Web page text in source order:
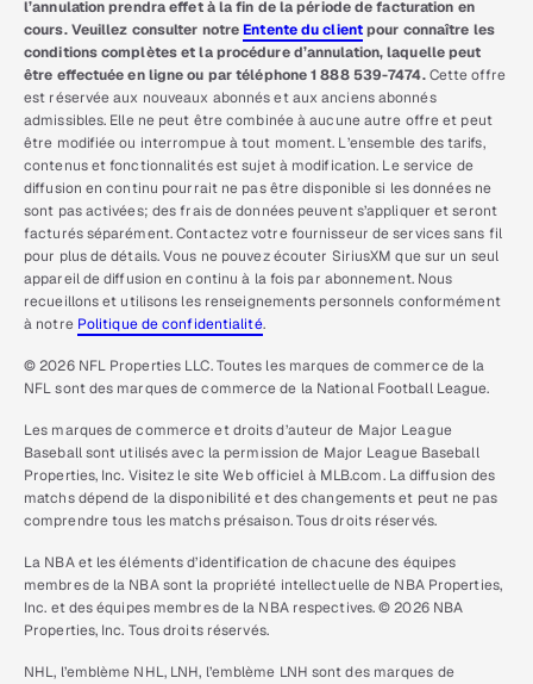
l’annulation prendra effet à la fin de la période de facturation en
cours. Veuillez consulter notreEntente du clientpour connaître les
conditions complètes et la procédure d’annulation, laquelle peut
être effectuée en ligne ou par téléphone 1 888 539-7474.Cette offre
est réservée aux nouveaux abonnés et aux anciens abonnés
admissibles. Elle ne peut être combinée à aucune autre offre et peut
être modifiée ou interrompue à tout moment. L’ensemble des tarifs,
contenus et fonctionnalités est sujet à modification. Le service de
diffusion en continu pourrait ne pas être disponible si les données ne
sont pas activées; des frais de données peuvent s’appliquer et seront
facturés séparément. Contactez votre fournisseur de services sans fil
pour plus de détails. Vous ne pouvez écouter SiriusXM que sur un seul
appareil de diffusion en continu à la fois par abonnement. Nous
recueillons et utilisons les renseignements personnels conformément
à notre Politique de confidentialité.
© 2026 NFL Properties LLC. Toutes les marques de commerce de la
NFL sont des marques de commerce de la National Football League.
Les marques de commerce et droits d’auteur de Major League
Baseball sont utilisés avec la permission de Major League Baseball
Properties, Inc. Visitez le site Web officiel à MLB.com. La diffusion des
matchs dépend de la disponibilité et des changements et peut ne pas
comprendre tous les matchs présaison. Tous droits réservés.
La NBA et les éléments d’identification de chacune des équipes
membres de la NBA sont la propriété intellectuelle de NBA Properties,
Inc. et des équipes membres de la NBA respectives. © 2026 NBA
Properties, Inc. Tous droits réservés.
NHL, l’emblème NHL, LNH, l’emblème LNH sont des marques de